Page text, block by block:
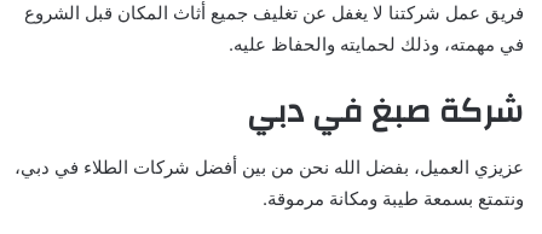
فريق عمل شركتنا لا يغفل عن تغليف جميع أثاث المكان قبل الشروع
في مهمته، وذلك لحمايته والحفاظ عليه.
شركة صبغ في دبي
عزيزي العميل، بفضل الله نحن من بين أفضل شركات الطلاء في دبي،
ونتمتع بسمعة طيبة ومكانة مرموقة.